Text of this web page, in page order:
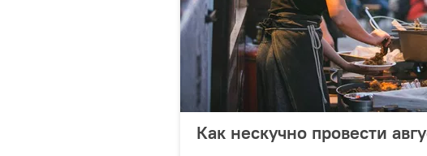
Как нескучно провести